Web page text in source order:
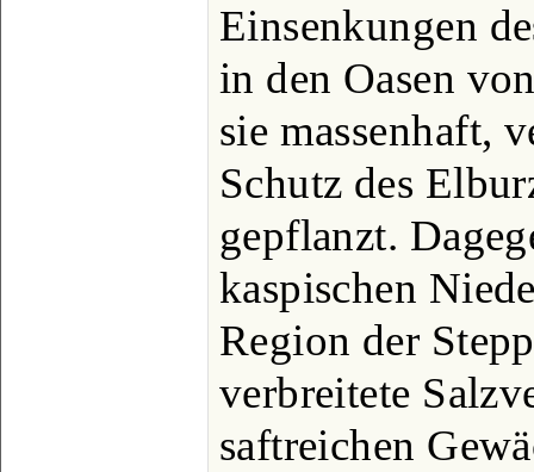
Einsenkungen
in den Oasen
sie massenhaft,
Schutz des
gepflanzt.
kaspischen
Region der
verbreitete
saftreichen